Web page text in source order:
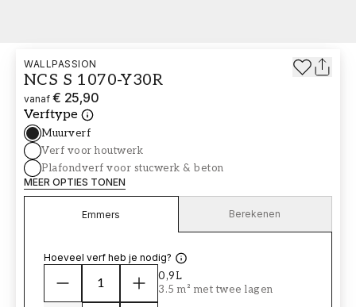
WALLPASSION
NCS S 1070-Y30R
vanaf € 25,90
Verftype
Muurverf
Verf voor houtwerk
Plafondverf voor stucwerk & beton
MEER OPTIES TONEN
Emmers Berekenen
Hoeveel verf heb je nodig?
0,9L
3.5 m² met twee lagen